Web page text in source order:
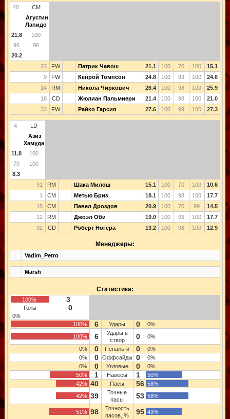
40
CM
Агустин
Лапидо
21.8
100
96
96
20.2
23
FW Патрик Чавош 21.1 100 70 100
15.1
9
FW Кенрой Томпсон 24.8 100 99 100
24.6
14
RM Никола Чиркович 26.4 100 98 100
25.9
18
CD Жюлиан Пальмиери 21.4 100 98 100
21.0
33
FW Райко Гарсия 27.6 100 99 100 27.3
4
LD
Азиз
Хамуда
11.8
100
70
100
8.3
91
RM Шака Милош 15.1 100 70 100
10.6
1
CM Метью Бриз 18.1 100 98 100
17.7
15
CM Павел Дроздов 20.9 100 70 99
14.5
12
RM Джоэл Оби 19.0 100 93 100
17.7
92
CD Роберт Ногера 13.2 100 98 100 12.9
Менеджеры:
Vadim_Petro
Marsh
Статистика:
100% 3
Голы 0
0%
100%
6 Удары 0
0%
100%
6
Удары в
створ
0
0%
0%
0 Пенальти 0
0%
0%
0 Оффсайды 0
0%
0%
0 Угловые 0
0%
50%
1 Навесы 1
50%
42% 40 Пасы 56 58%
42% 39
Точные
пасы
53 58%
51% 98
Точность
пасов, %
95 49%